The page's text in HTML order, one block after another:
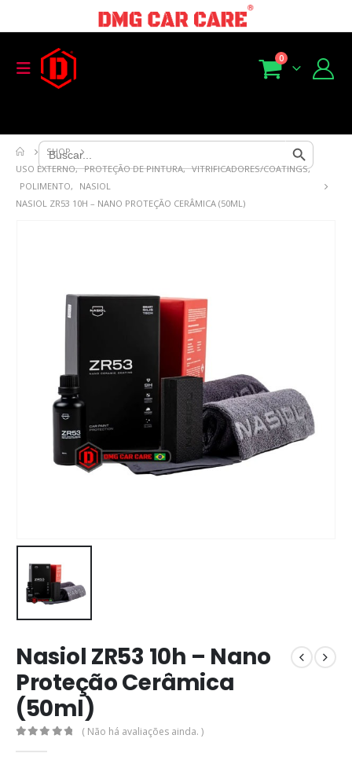
Search
for:
Search Button
0
SHOP
USO EXTERNO, PROTEÇÃO DE PINTURA, VITRIFICADORES/COATINGS,
POLIMENTO,
NASIOL
NASIOL ZR53 10H – NANO PROTEÇÃO CERÂMICA (50ML)
Nasiol ZR53 10h – Nano
Proteção Cerâmica
(50ml)
( Não há avaliações ainda. )